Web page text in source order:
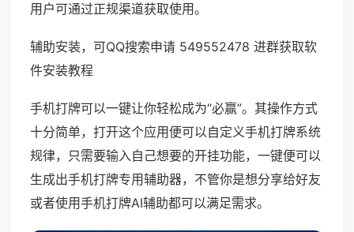
用户可通过正规渠道获取使用。
辅助安装，可QQ搜索申请 549552478 进群获取软
件安装教程
手机打牌可以一键让你轻松成为“必赢”。其操作方式
十分简单，打开这个应用便可以自定义手机打牌系统
规律，只需要输入自己想要的开挂功能，一键便可以
生成出手机打牌专用辅助器，不管你是想分享给好友
或者使用手机打牌AI辅助都可以满足需求。